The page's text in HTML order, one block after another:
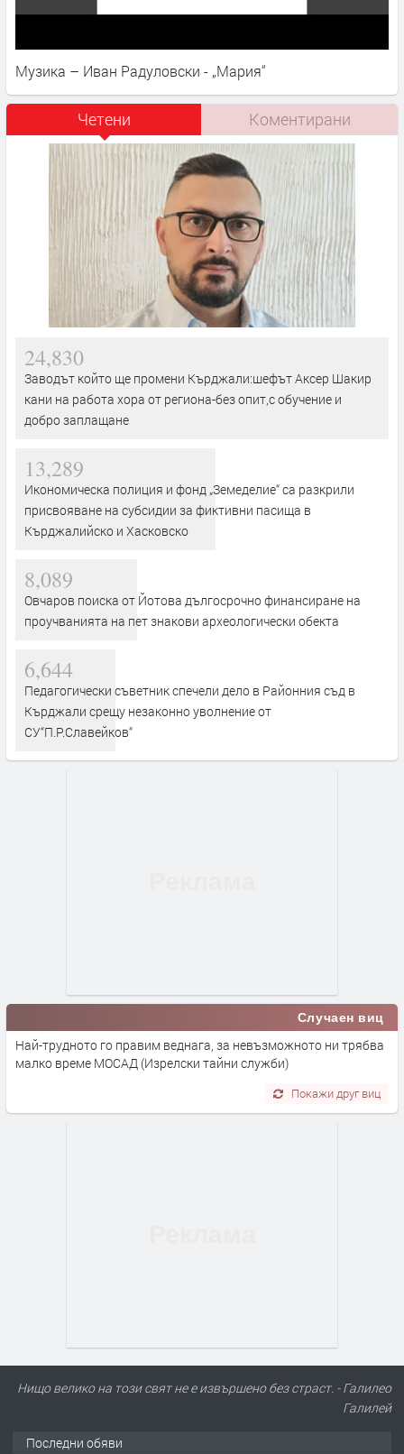
Музика – Иван Радуловски - „Мария“
Четени Коментирани
24,830
Заводът който ще промени Кърджали:шефът Аксер Шакир
кани на работа хора от региона-без опит,с обучение и
добро заплащане
13,289
Икономическа полиция и фонд „Земеделие“ са разкрили
присвояване на субсидии за фиктивни пасища в
Кърджалийско и Хасковско
8,089
Овчаров поиска от Йотова дългосрочно финансиране на
проучванията на пет знакови археологически обекта
6,644
Педагогически съветник спечели дело в Районния съд в
Кърджали срещу незаконно уволнение от
СУ“П.Р.Славейков“
Случаен виц
Най-трудното го правим веднага, за невъзможното ни трябва
малко време МОСАД (Изрелски тайни служби)
Покажи друг виц
Нищо велико на този свят не е извършено без страст. - Галилео
Галилей
Последни обяви